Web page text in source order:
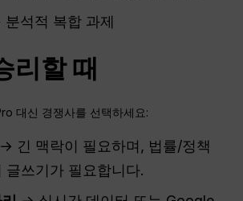
분석적 복합 과제
리할 때
대신 경쟁사를 선택하세요:
→ 긴 맥락이 필요하며, 법률/정책
글쓰기가 필요합니다.